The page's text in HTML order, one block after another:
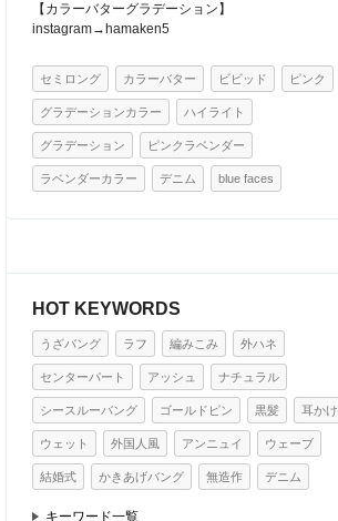
【カラーバターグラデーション】
instagram→hamaken5
セミロング カラーバター ビビッド ピンク
グラデーションカラー ハイライト
グラデーション ピンクラベンダー
ラベンダーカラー デニム blue faces
HOT KEYWORDS
うざバング ラフ 編みこみ 外ハネ
センターパート アッシュ ナチュラル
シースルーバング ゴールドピン 黒髪 耳かけ
ウェット 外国人風 アンニュイ ウェーブ
結婚式 かきあげバング 無造作 デニム
キーワード一覧